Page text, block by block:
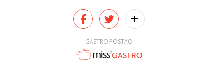
GASTRO POSTAO